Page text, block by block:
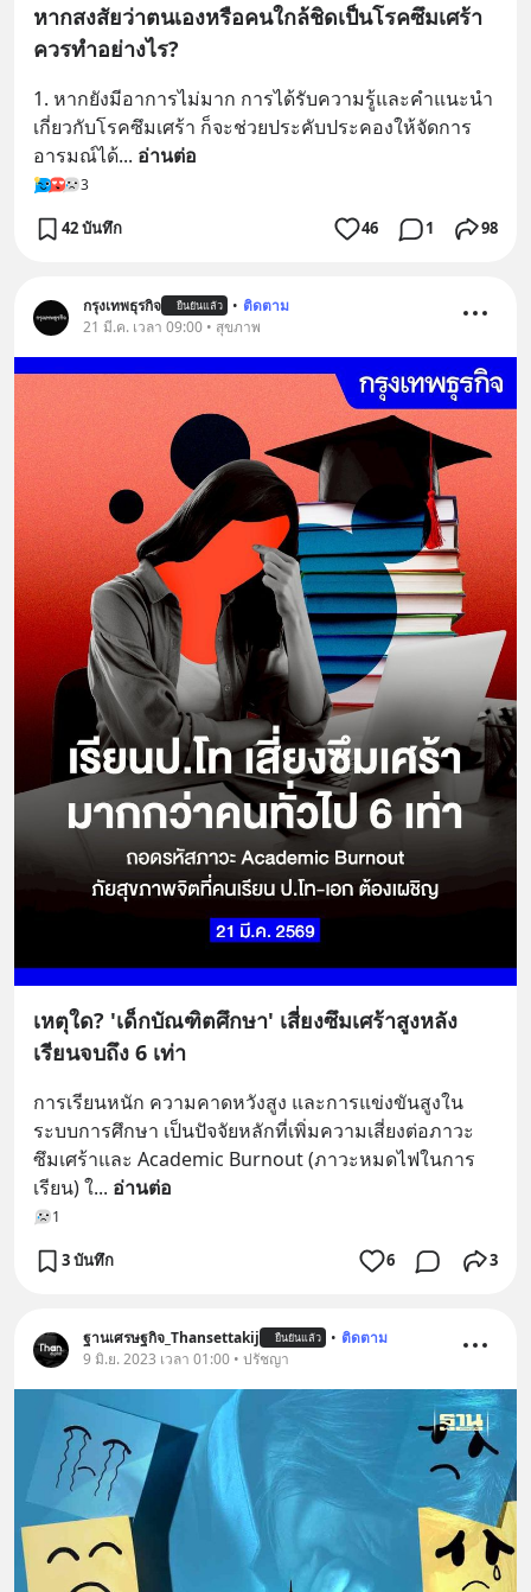
หากสงสัยว่าตนเองหรือคนใกล้ชิดเป็นโรคซึมเศร้า
ควรทำอย่างไร?
1. หากยังมีอาการไม่มาก การได้รับความรู้และคำแนะนำ
เกี่ยวกับโรคซึมเศร้า ก็จะช่วยประคับประคองให้จัดการ
อารมณ์ได้... อ่านต่อ
3
42 บันทึก 46 1 98
กรุงเทพธุรกิจ ยืนยันแล้ว • ติดตาม
21 มี.ค. เวลา 09:00 • สุขภาพ
เหตุใด? 'เด็กบัณฑิตศึกษา' เสี่ยงซึมเศร้าสูงหลัง
เรียนจบถึง 6 เท่า
การเรียนหนัก ความคาดหวังสูง และการแข่งขันสูงใน
ระบบการศึกษา เป็นปัจจัยหลักที่เพิ่มความเสี่ยงต่อภาวะ
ซึมเศร้าและ Academic Burnout (ภาวะหมดไฟในการ
เรียน) ใ... อ่านต่อ
1
3 บันทึก 6 3
ฐานเศรษฐกิจ_Thansettakij ยืนยันแล้ว • ติดตาม
9 มิ.ย. 2023 เวลา 01:00 • ปรัชญา